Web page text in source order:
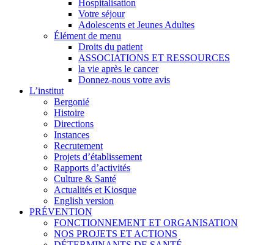
Hospitalisation
Votre séjour
Adolescents et Jeunes Adultes
Élément de menu
Droits du patient
ASSOCIATIONS ET RESSOURCES
la vie après le cancer
Donnez-nous votre avis
L’institut
Bergonié
Histoire
Directions
Instances
Recrutement
Projets d’établissement
Rapports d’activités
Culture & Santé
Actualités et Kiosque
English version
PRÉVENTION
FONCTIONNEMENT ET ORGANISATION
NOS PROJETS ET ACTIONS